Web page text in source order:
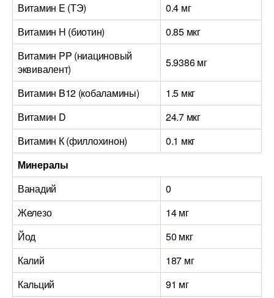
Витамин E (ТЭ)
0.4 мг
Витамин H (биотин)
0.85 мкг
Витамин PP (ниациновый
эквивалент)
5.9386 мг
Витамин B12 (кобаламины) 1.5 мкг
Витамин D
24.7 мкг
Витамин К (филлохинон)
0.1 мкг
Минералы
Ванадий
0
Железо
14 мг
Йод
50 мкг
Калий
187 мг
Кальций
91 мг